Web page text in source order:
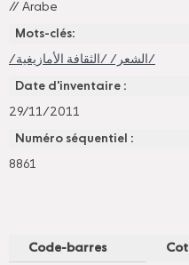
// Arabe
Mots-clés:
/الشعر/ /الثقافة الأمازيغية/
Date d'inventaire :
29/11/2011
Numéro séquentiel :
8861
Code-barres